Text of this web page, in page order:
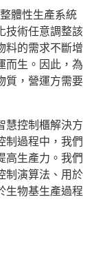
體性生產系統
技術任意調整該
料的需求不斷增
而生。因此，為
質，營運方需要
慧控制櫃解決方
制過程中，我們
高生產力。我們
制演算法、用於
生物基生產過程